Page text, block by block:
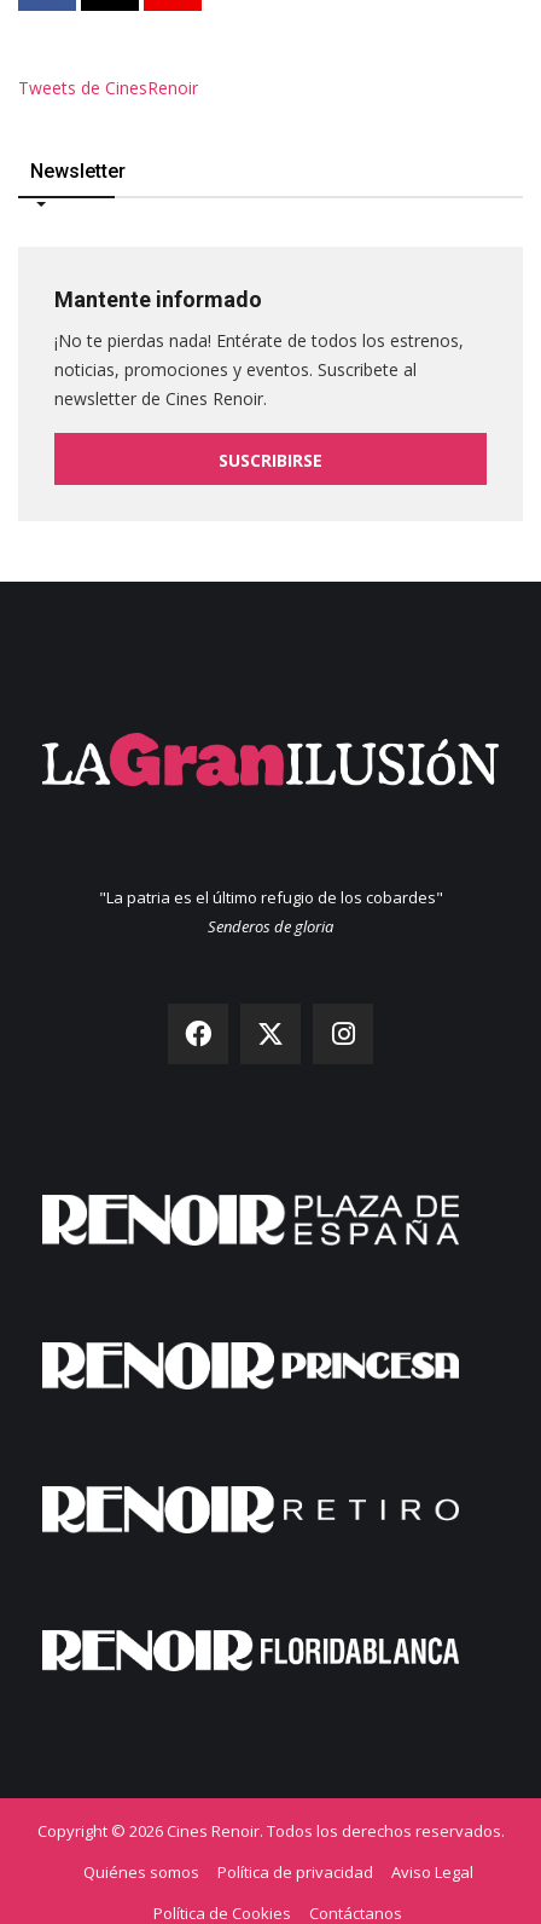
Tweets de CinesRenoir
Newsletter
Mantente informado
¡No te pierdas nada! Entérate de todos los estrenos,
noticias, promociones y eventos. Suscribete al
newsletter de Cines Renoir.
SUSCRIBIRSE
"La patria es el último refugio de los cobardes"
Senderos de gloria
Copyright © 2026 Cines Renoir. Todos los derechos reservados.
Quiénes somos
Política de privacidad
Aviso Legal
Política de Cookies
Contáctanos